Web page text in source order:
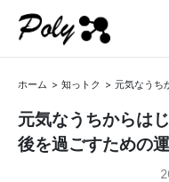
ホーム 知っトク
元気なうちからは
後を過ごすための